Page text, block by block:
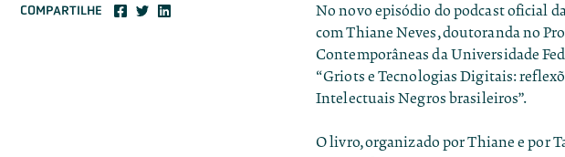
COMPARTILHE
No novo episódio do podcast oficial
com Thiane Neves, doutoranda no
Contemporâneas da Universidade
“Griots e Tecnologias Digitais:
Intelectuais Negros brasileiros”.
O livro, organizado por Thiane e por